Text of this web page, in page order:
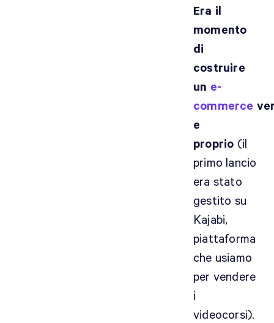
Era il
momento
di
costruire
un e-
commerce
e
proprio (il
primo lancio
era stato
gestito su
Kajabi,
piattaforma
che usiamo
per vendere
i
videocorsi).